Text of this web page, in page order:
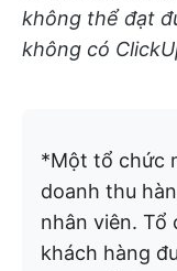
không thể đạt
không có
*Một tổ chức
doanh thu
nhân viên. Tổ
khách hàng